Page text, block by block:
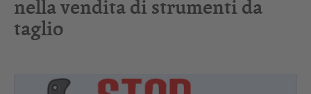
nella vendita di strumenti da
taglio